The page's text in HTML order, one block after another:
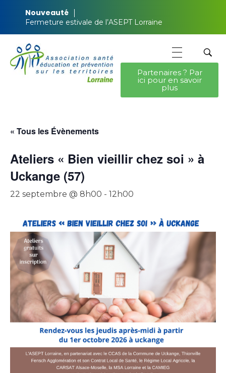
Nouveauté
Fermeture estivale de l’ASEPT Lorraine
Partenaires ? Par
ici pour en savoir
plus
« Tous les Évènements
Ateliers « Bien vieillir chez soi » à
Uckange (57)
22 septembre @ 8h00 - 12h00